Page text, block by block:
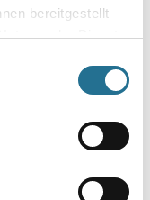
bereitgestellt
der Dienste